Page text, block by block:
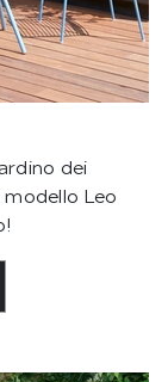
dei
modello Leo